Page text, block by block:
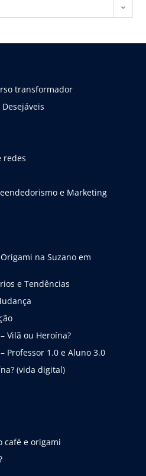
transformador
redes
e Marketing
na Suzano em
e Tendências
Vilã ou Heroína?
Professor 1.0 e Aluno 3.0
(vida digital)
café e origami